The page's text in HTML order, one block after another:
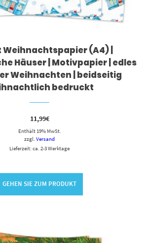
Weihnachtspapier (A4) |
Häuser | Motivpapier | edles
Weihnachten | beidseitig
bedruckt
11,99€
Enthält 19% MwSt.
zzgl. Versand
Lieferzeit: ca. 2-3 Werktage
GEHEN SIE ZUM PRODUKT